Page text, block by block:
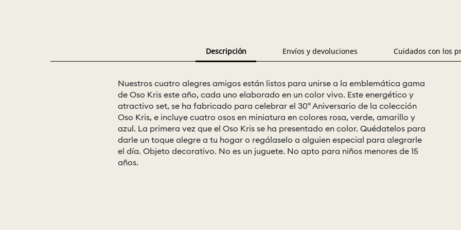
Descripción Envíos y devoluciones Cuidados con los
Nuestros cuatro alegres amigos están listos para unirse a la emblemática gama
de Oso Kris este año, cada uno elaborado en un color vivo. Este energético y
atractivo set, se ha fabricado para celebrar el 30º Aniversario de la colección
Oso Kris, e incluye cuatro osos en miniatura en colores rosa, verde, amarillo y
azul. La primera vez que el Oso Kris se ha presentado en color. Quédatelos para
darle un toque alegre a tu hogar o regálaselo a alguien especial para alegrarle
el día. Objeto decorativo. No es un juguete. No apto para niños menores de 15
años.